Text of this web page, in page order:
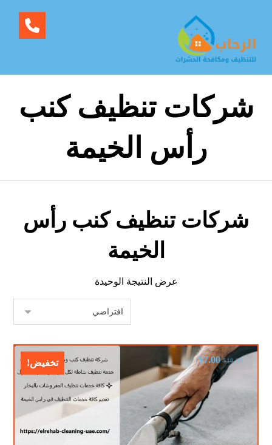
شركات تنظيف كنب
رأس الخيمة
شركات تنظيف كنب رأس
الخيمة
عرض النتيجة الوحيدة
تخفيض! $10.00
$7.00